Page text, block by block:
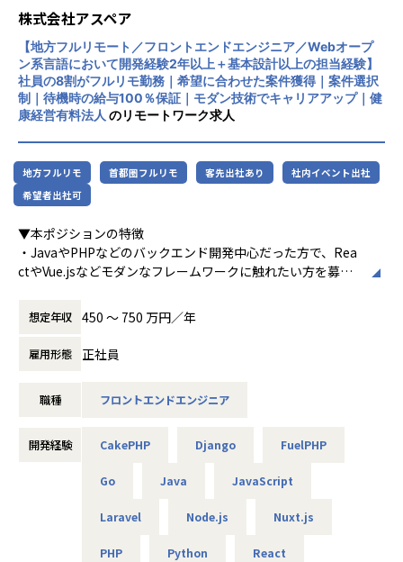
②運用保守ではなく、開発業務がメイン
今回お任せしたいのは、PHPを用いたWebシステム開発で
す。
運用保守は別部隊が担当しているため、開発・改修・機能追
加・新規機能開発を中心に経験を積むことができます。
しながら開発業務に取り組めます。
オンラインでのコミュニケーションやタスク管理を大切にし
ながら主体的に業務を進めていただきます。
⑤複数の開発プロジェクトに携われる
今後は、大手電力会社向けのWebシステムだけでなく、複数
システム開発の経験を積むことができます。
【キャリアアップ】
題を理解し技術で新たな価値を生み出す力がエンジニアによ
将来的にはクライアントの業務課題や現場ニーズを捉え、
・この仕組みで業務を効率化できる
・この機能で利用者の利便性を高められる
といった提案ができるSEへ成長していただきたいと考えてい
既存システムの改善提案はもちろん、まだ顕在化していない
ートナーとして企業の変革を支援している。
株式会社アスペア
【地方フルリモート／フロントエンドエンジニア／Webオープ
ン系言語において開発経験2年以上＋基本設計以上の担当経験】
社員の8割がフルリモ勤務｜希望に合わせた案件獲得｜案件選択
制｜待機時の給与100％保証｜モダン技術でキャリアアップ｜健
康経営有料法人 のリモートワーク求人
地方フルリモ 首都圏フルリモ 客先出社あり
社内イベント出社
希望者出社可
▼本ポジションの特徴
・JavaやPHPなどのバックエンド開発中心だった方で、Rea
ctやVue.jsなどモダンなフレームワークに触れたい方を募集
・クライアントと直接契約している案件（間に他の会社を挟
まない）も多く、上流工程から携わることが可能です。
・toBなど業務系のシステム開発が多かったエンジニアが、t
oC向けのWebサービス開発にキャリアチェンジした実績があ
す！
②SIer出身者や業務システムの開発経験が中心で、Webサ
③会社の方針で希望するキャリアを積めていないとお悩み
想定年収 450 〜 750 万円／年
雇用形態 正社員
職種 フロントエンドエンジニア
開発経験 CakePHP Django FuelPHP
Go Java JavaScript
Laravel Node.js Nuxt.js
PHP Python React